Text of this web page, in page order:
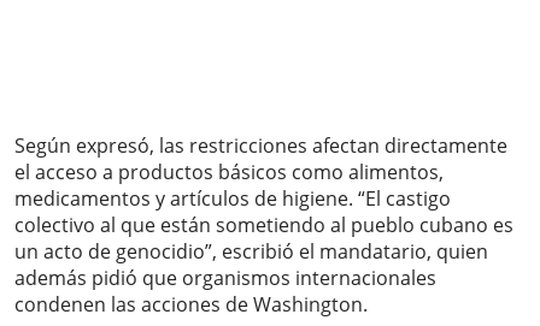
Según expresó, las restricciones afectan directamente
el acceso a productos básicos como alimentos,
medicamentos y artículos de higiene. “El castigo
colectivo al que están sometiendo al pueblo cubano es
un acto de genocidio”, escribió el mandatario, quien
además pidió que organismos internacionales
condenen las acciones de Washington.